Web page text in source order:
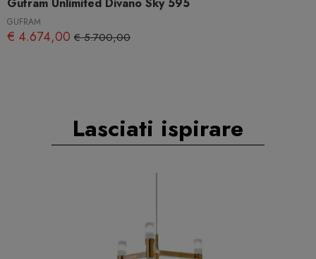
Gufram Unlimited Divano Sky 595
GUFRAM
€ 4.674,00 € 5.700,00
Lasciati ispirare